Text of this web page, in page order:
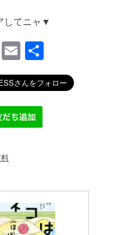
してニャ▼
P
E
m
ail
有